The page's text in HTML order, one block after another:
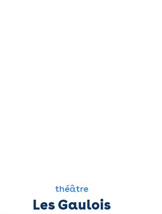
théâtre
Les Gaulois